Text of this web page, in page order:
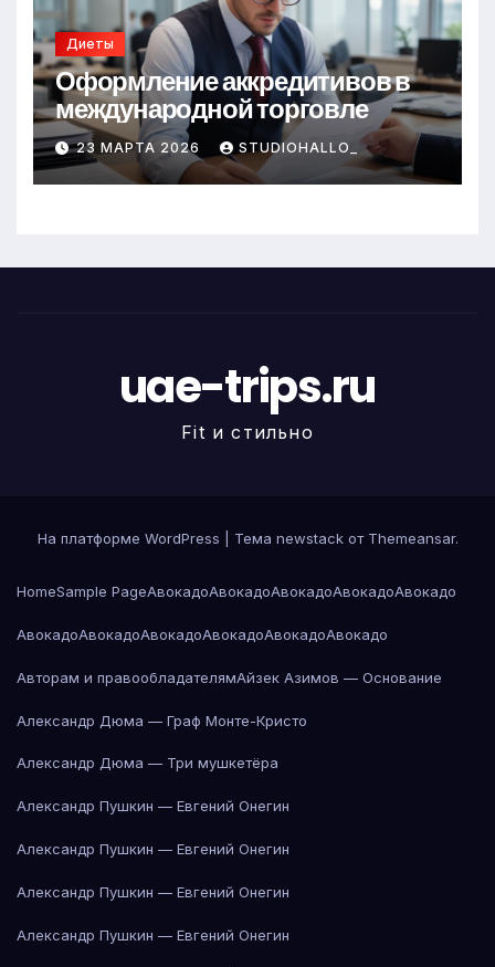
Диеты
Оформление аккредитивов в
международной торговле
23 МАРТА 2026 STUDIOHALLO_
uae-trips.ru
Fit и стильно
На платформе WordPress Тема newstack от Themeansar.
HomeSample PageАвокадоАвокадоАвокадоАвокадоАвокадо
АвокадоАвокадоАвокадоАвокадоАвокадоАвокадо
Авторам и правообладателямАйзек Азимов — Основание
Александр Дюма — Граф Монте-Кристо
Александр Дюма — Три мушкетёра
Александр Пушкин — Евгений Онегин
Александр Пушкин — Евгений Онегин
Александр Пушкин — Евгений Онегин
Александр Пушкин — Евгений Онегин